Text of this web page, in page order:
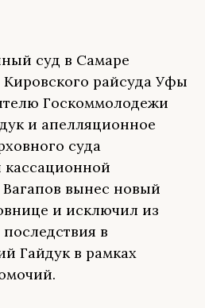
суд в Самаре
райсуда Уфы
Госкоммолодежи
и апелляционное
суда
кассационной
вынес новый
и исключил из
в
Гайдук в рамках